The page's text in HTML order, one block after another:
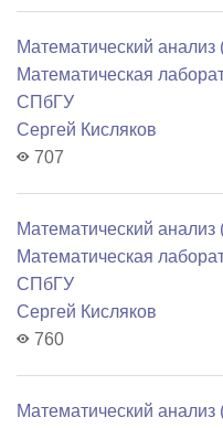
Математический анализ
Математичеcкая
СПбГУ
Сергей Кисляков
707
Математический анализ
Математичеcкая
СПбГУ
Сергей Кисляков
760
Математический анализ